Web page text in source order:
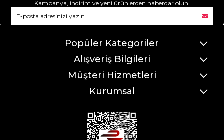
Kampanya, indirim ve yeni ürünlerden haberdar olun.
Popüler Kategoriler
Alışveriş Bilgileri
Müşteri Hizmetleri
Kurumsal